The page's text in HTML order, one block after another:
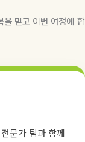
을 믿고 이번 여정에 합
문가 팀과 함께